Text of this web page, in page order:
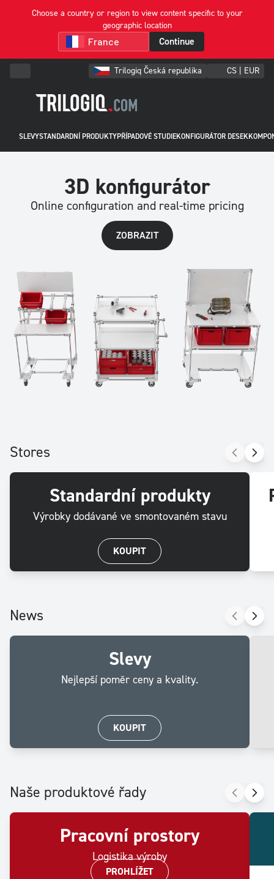
Choose a country or region to view content specific to your
geographic location
Continue
Trilogiq Česká republika CS | EUR
SLEVYSTANDARDNÍ PRODUKTYPŘÍPADOVÉ STUDIEKONFIGURÁTOR DESEK
3D konfigurátor
Online configuration and real-time pricing
ZOBRAZIT
Stores
Standardní produkty
Výrobky dodávané ve smontovaném stavu
KOUPIT
News
Slevy
Nejlepší poměr ceny a kvality.
KOUPIT
Naše produktové řady
Pracovní prostory
Logistika výroby
PROHLÍŽET